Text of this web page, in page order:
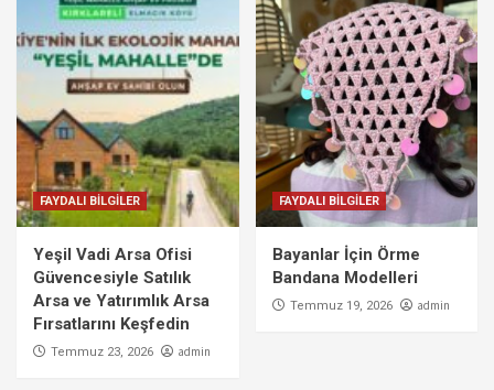
FAYDALI BİLGİLER
Yeşil Vadi Arsa Ofisi
Güvencesiyle Satılık
Arsa ve Yatırımlık Arsa
Fırsatlarını Keşfedin
Temmuz 23, 2026 admin
FAYDALI BİLGİLER
Bayanlar İçin Örme
Bandana Modelleri
Temmuz 19, 2026 admin